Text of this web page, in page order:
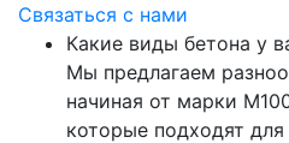
Связаться с нами
Какие виды бетона у
Мы предлагаем
начиная от марки
которые подходят